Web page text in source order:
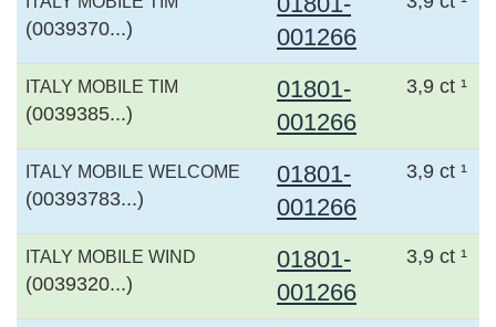
(0039370...)
001266
ITALY MOBILE TIM
(0039385...)
01801-
001266
3,9 ct ¹
ITALY MOBILE WELCOME
(00393783...)
01801-
001266
3,9 ct ¹
ITALY MOBILE WIND
(0039320...)
01801-
001266
3,9 ct ¹